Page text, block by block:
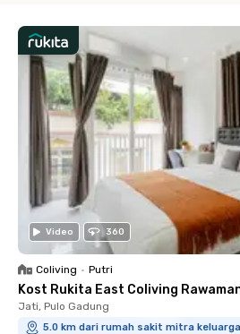
Video 360
Coliving • Putri
Kost Rukita East Coliving
Jati, Pulo Gadung
5.0 km dari rumah sakit mitra